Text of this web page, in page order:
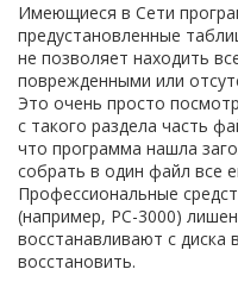
Имеющиеся в Сети
предустановленные
не позволяет находить
поврежденными или
Это очень просто
с такого раздела часть
что программа нашла
собрать в один файл все
Профессиональные
(например, РС-3000)
восстанавливают с
восстановить.